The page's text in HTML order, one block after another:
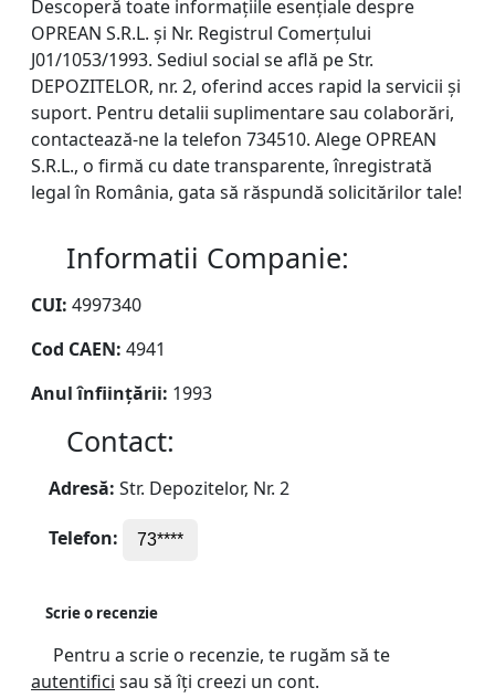
Descoperă toate informațiile esențiale despre
OPREAN S.R.L. și Nr. Registrul Comerțului
J01/1053/1993. Sediul social se află pe Str.
DEPOZITELOR, nr. 2, oferind acces rapid la servicii și
suport. Pentru detalii suplimentare sau colaborări,
contactează-ne la telefon 734510. Alege OPREAN
S.R.L., o firmă cu date transparente, înregistrată
legal în România, gata să răspundă solicitărilor tale!
Informatii Companie:
CUI: 4997340
Cod CAEN: 4941
Anul înființării: 1993
Contact:
Adresă: Str. Depozitelor, Nr. 2
Telefon: 73****
Scrie o recenzie
Pentru a scrie o recenzie, te rugăm să te
autentifici sau să îți creezi un cont.